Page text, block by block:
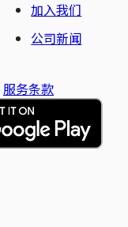
加入我们
公司新闻
服务条款